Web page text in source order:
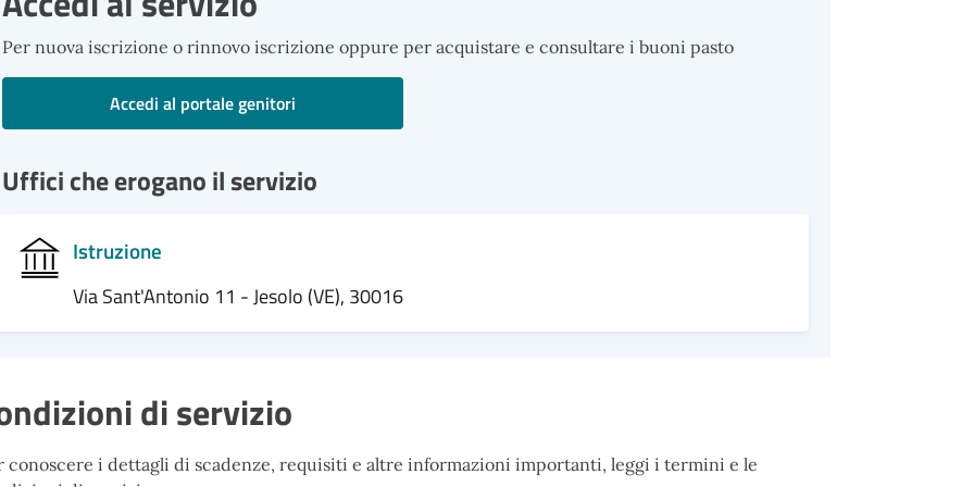
Per nuova iscrizione o rinnovo iscrizione oppure per acquistare e consultare i buoni pasto
Accedi al portale genitori
Uffici che erogano il servizio
Istruzione
Via Sant'Antonio 11 - Jesolo (VE), 30016
di servizio
conoscere i dettagli di scadenze, requisiti e altre informazioni importanti, leggi i termini e le